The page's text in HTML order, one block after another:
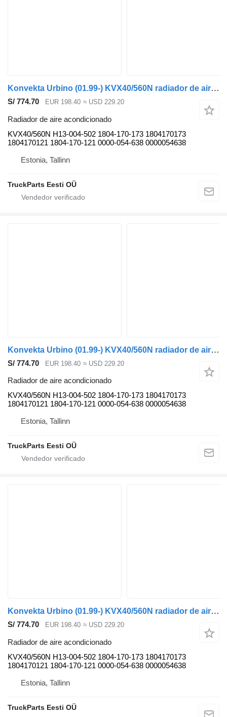
Konvekta Urbino (01.99-) KVX40/560N radiador de aire acondicionado para Solaris Urbino, Alpino, Vacanza (1999-) autobús
S/ 774.70 EUR 198.40 ≈ USD 229.20
Radiador de aire acondicionado
KVX40/560N H13-004-502 1804-170-173 1804170173
1804170121 1804-170-121 0000-054-638 0000054638
Estonia, Tallinn
TruckParts Eesti OÜ
Konvekta Urbino (01.99-) KVX40/560N radiador de aire acondicionado para Solaris Urbino, Alpino, Vacanza (1999-) autobús
S/ 774.70 EUR 198.40 ≈ USD 229.20
Radiador de aire acondicionado
KVX40/560N H13-004-502 1804-170-173 1804170173
1804170121 1804-170-121 0000-054-638 0000054638
Estonia, Tallinn
TruckParts Eesti OÜ
Konvekta Urbino (01.99-) KVX40/560N radiador de aire acondicionado para Solaris Urbino, Alpino, Vacanza (1999-) autobús
S/ 774.70 EUR 198.40 ≈ USD 229.20
Radiador de aire acondicionado
KVX40/560N H13-004-502 1804-170-173 1804170173
1804170121 1804-170-121 0000-054-638 0000054638
Estonia, Tallinn
TruckParts Eesti OÜ